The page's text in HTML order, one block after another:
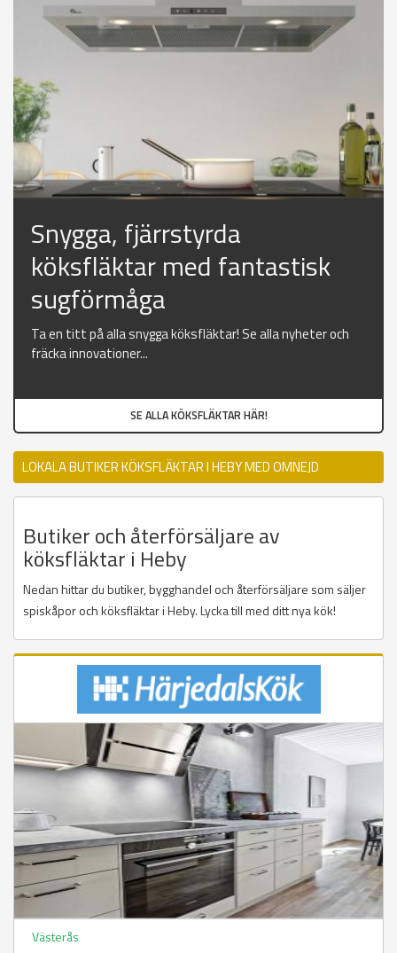
Snygga, fjärrstyrda
köksfläktar med fantastisk
sugförmåga
Ta en titt på alla snygga köksfläktar! Se alla nyheter och
fräcka innovationer...
SE ALLA KÖKSFLÄKTAR HÄR!
LOKALA BUTIKER KÖKSFLÄKTAR I HEBY MED OMNEJD
Butiker och återförsäljare av
köksfläktar i Heby
Nedan hittar du butiker, bygghandel och återförsäljare som säljer
spiskåpor och köksfläktar i Heby. Lycka till med ditt nya kök!
Västerås